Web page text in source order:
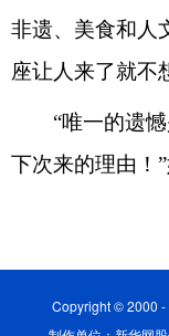
非遗、美食和人
座让人来了就不
“唯一的遗憾
下次来的理由！”
Copyright © 2000